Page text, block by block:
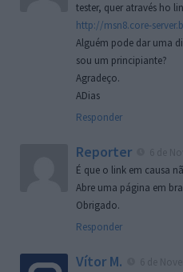
tester, quer através ho
http://msn8.core-
Alguém pode dar uma
sou um principiante?
Agradeço.
ADias
Responder
Reporter
É que o link em causa
Abre uma página em
Obrigado.
Responder
Vítor M.